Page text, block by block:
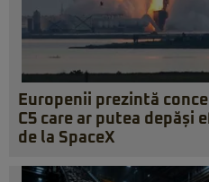
Europenii prezintă
C5 care ar putea depăși
de la SpaceX